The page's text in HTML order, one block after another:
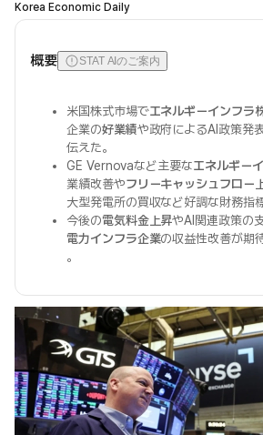
Korea Economic Daily
概要 STAT AIのご案内
米国株式市場でエネルギーインフラ
企業の好業績や政府によるAI政策発
伝えた。
GE Vernovaなど主要なエネルギー
業績改善やフリーキャッシュフロー
大型発電所の買収など好調な財務指
今後の電気料金上昇やAI関連政策の
電力インフラ企業の収益性改善が期
。